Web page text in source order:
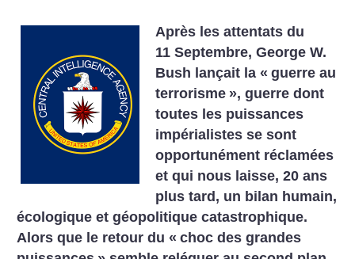
Après les attentats du
11 Septembre, George W.
Bush lançait la « guerre au
terrorisme », guerre dont
toutes les puissances
impérialistes se sont
opportunément réclamées
et qui nous laisse, 20 ans
plus tard, un bilan humain,
écologique et géopolitique catastrophique.
Alors que le retour du « choc des grandes